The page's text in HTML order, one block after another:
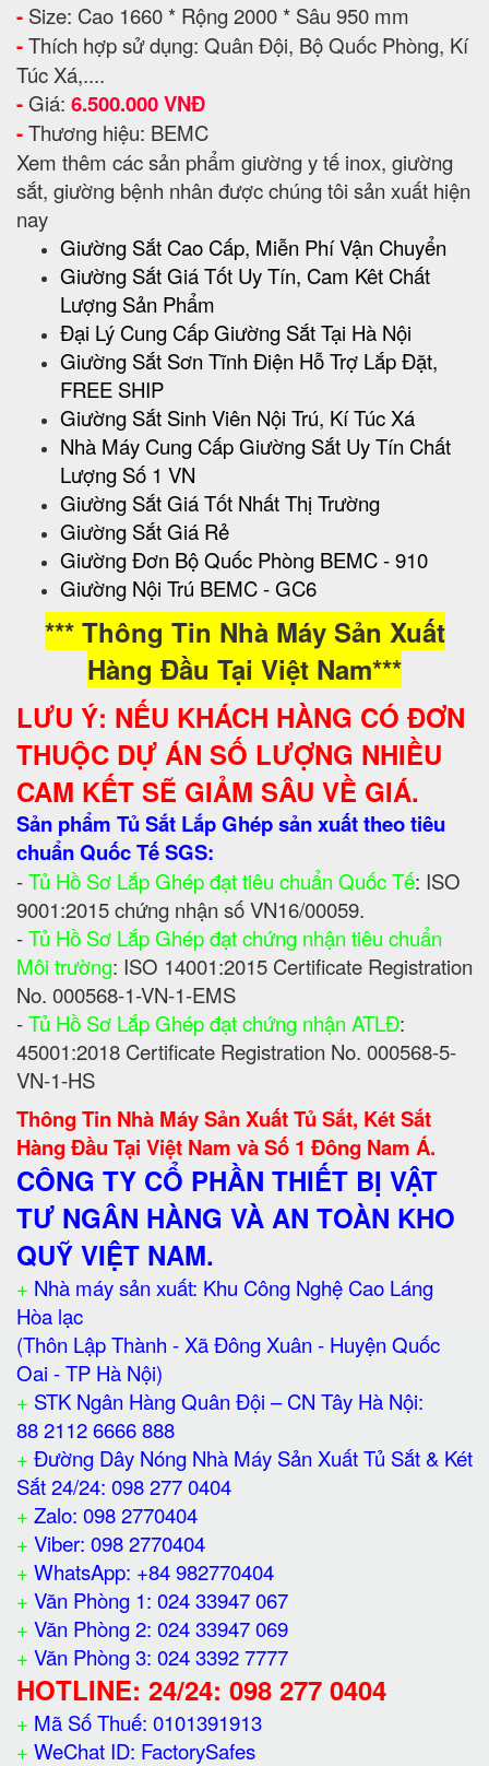
- Size: Cao 1660 * Rộng 2000 * Sâu 950 mm
-Thích hợp sử dụng: Quân Đội, Bộ Quốc Phòng, Kí
Túc Xá,....
- Giá: 6.500.000 VNĐ
-Thương hiệu: BEMC
Xem thêm các sản phẩm giường y tế inox, giường
sắt, giường bệnh nhân được chúng tôi sản xuất hiện
nay
Giường Sắt Cao Cấp, Miễn Phí Vận Chuyển
Giường Sắt Giá Tốt Uy Tín, Cam Kêt Chất
Lượng Sản Phẩm
Đại Lý Cung Cấp Giường Sắt Tại Hà Nội
Giường Sắt Sơn Tĩnh Điện Hỗ Trợ Lắp Đặt,
FREE SHIP
Giường Sắt Sinh Viên Nội Trú, Kí Túc Xá
Nhà Máy Cung Cấp Giường Sắt Uy Tín Chất
Lượng Số 1 VN
Giường Sắt Giá Tốt Nhất Thị Trường
Giường Sắt Giá Rẻ
Giường Đơn Bộ Quốc Phòng BEMC - 910
Giường Nội Trú BEMC - GC6
*** Thông Tin Nhà Máy Sản Xuất
Hàng Đầu Tại Việt Nam***
LƯU Ý: NẾU KHÁCH HÀNG CÓ ĐƠN
THUỘC DỰ ÁN SỐ LƯỢNG NHIỀU
CAM KẾT SẼ GIẢM SÂU VỀ GIÁ.
Sản phẩm Tủ Sắt Lắp Ghép sản xuất theo tiêu
chuẩn Quốc Tế SGS:
-Tủ Hồ Sơ Lắp Ghép đạt tiêu chuẩn Quốc Tế: ISO
9001:2015 chứng nhận số VN16/00059.
-Tủ Hồ Sơ Lắp Ghép đạt chứng nhận tiêu chuẩn
Môi trường: ISO 14001:2015 Certificate Registration
No. 000568-1-VN-1-EMS
-Tủ Hồ Sơ Lắp Ghép đạt chứng nhận ATLĐ:
45001:2018 Certificate Registration No. 000568-5-
VN-1-HS
Thông Tin Nhà Máy Sản Xuất Tủ Sắt, Két Sắt
Hàng Đầu Tại Việt Nam và Số 1 Đông Nam Á.
CÔNG TY CỔ PHẦN THIẾT BỊ VẬT
TƯ NGÂN HÀNG VÀ AN TOÀN KHO
QUỸ VIỆT NAM.
+ Nhà máy sản xuất: Khu Công Nghệ Cao Láng
Hòa lạc
(Thôn Lập Thành - Xã Đông Xuân - Huyện Quốc
Oai - TP Hà Nội)
+ STK Ngân Hàng Quân Đội – CN Tây Hà Nội:
88 2112 6666 888
+ Đường Dây Nóng Nhà Máy Sản Xuất Tủ Sắt & Két
Sắt 24/24: 098 277 0404
+ Zalo: 098 2770404
+ Viber: 098 2770404
+ WhatsApp: +84 982770404
+ Văn Phòng 1: 024 33947 067
+ Văn Phòng 2: 024 33947 069
+ Văn Phòng 3: 024 3392 7777
HOTLINE: 24/24: 098 277 0404
+ Mã Số Thuế: 0101391913
+ WeChat ID: FactorySafes